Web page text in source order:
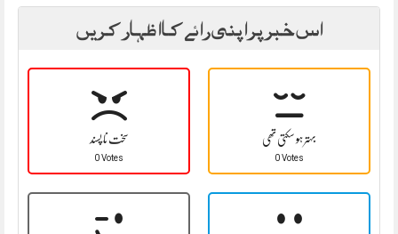
اس خبر پر اپنی رائے کا اظہار کریں
سخت نا پسند
0 Votes
بہتر ہو سکتی تھی
0 Votes